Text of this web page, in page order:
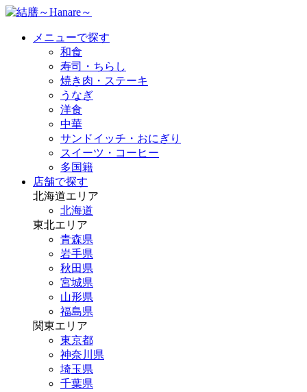
メニューで探す
和食
寿司・ちらし
焼き肉・ステーキ
うなぎ
洋食
中華
サンドイッチ・おにぎり
スイーツ・コーヒー
多国籍
店舗で探す
北海道エリア
北海道
東北エリア
青森県
岩手県
秋田県
宮城県
山形県
福島県
関東エリア
東京都
神奈川県
埼玉県
千葉県